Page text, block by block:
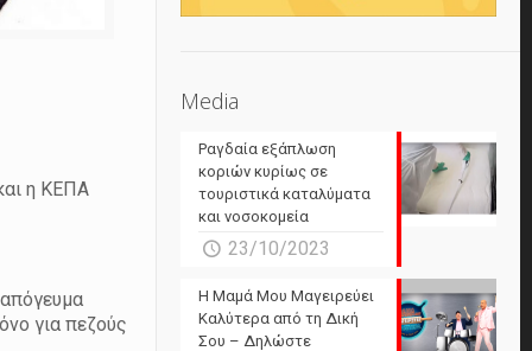
η ΚΕΠΑ
για πεζούς
Media
Ραγδαία εξάπλωση
κοριών κυρίως σε
τουριστικά καταλύματα
και νοσοκομεία
23/10/2023
Η Μαμά Μου Μαγειρεύει
Καλύτερα από τη Δική
Σου – Δηλώστε